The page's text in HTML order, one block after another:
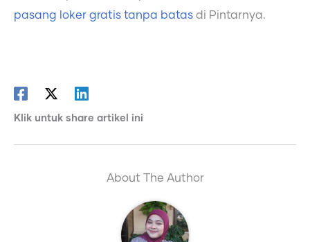
pasang loker gratis tanpa batas di Pintarnya.
Klik untuk share artikel ini
About The Author